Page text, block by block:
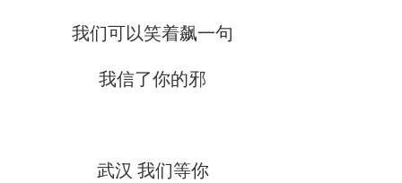
我们可以笑着飙一句
我信了你的邪
武汉 我们等你